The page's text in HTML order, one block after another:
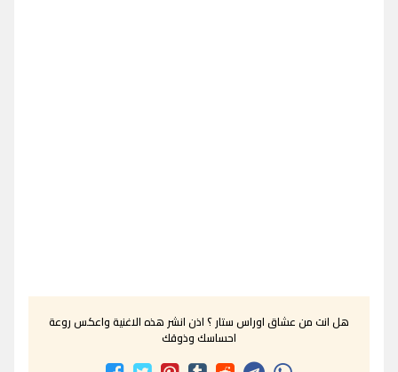
هل انت من عشاق اوراس ستار ؟ اذن انشر هذه الاغنية واعكس روعة
احساسك وذوقك